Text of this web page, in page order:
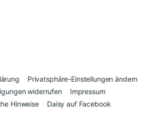
Privatsphäre-Einstellungen ändern
widerrufen
Impressum
Hinweise
Daisy auf Facebook